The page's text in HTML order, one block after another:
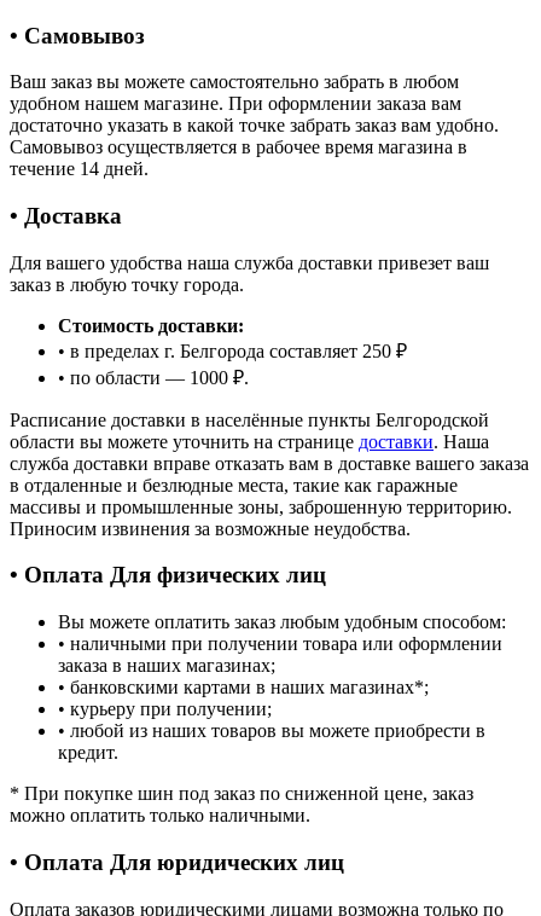
• Самовывоз
Ваш заказ вы можете самостоятельно забрать в любом
удобном нашем магазине. При оформлении заказа вам
достаточно указать в какой точке забрать заказ вам удобно.
Самовывоз осуществляется в рабочее время магазина в
течение 14 дней.
• Доставка
Для вашего удобства наша служба доставки привезет ваш
заказ в любую точку города.
Стоимость доставки:
• в пределах г. Белгорода составляет 250 ₽
• по области — 1000 ₽.
Расписание доставки в населённые пункты Белгородской
области вы можете уточнить на странице доставки. Наша
служба доставки вправе отказать вам в доставке вашего заказа
в отдаленные и безлюдные места, такие как гаражные
массивы и промышленные зоны, заброшенную территорию.
Приносим извинения за возможные неудобства.
• Оплата Для физических лиц
Вы можете оплатить заказ любым удобным способом:
• наличными при получении товара или оформлении
заказа в наших магазинах;
• банковскими картами в наших магазинах*;
• курьеру при получении;
• любой из наших товаров вы можете приобрести в
кредит.
* При покупке шин под заказ по сниженной цене, заказ
можно оплатить только наличными.
• Оплата Для юридических лиц
Оплата заказов юридическими лицами возможна только по